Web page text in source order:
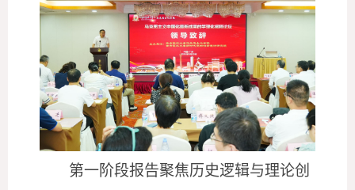
第一阶段报告聚焦历史逻辑与理论创